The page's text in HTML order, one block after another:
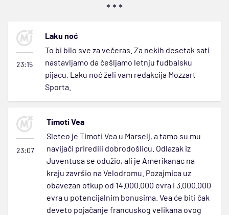
* * *
23:15
Laku noć
To bi bilo sve za večeras. Za nekih desetak sati
nastavljamo da češljamo letnju fudbalsku
pijacu. Laku noć želi vam redakcija Mozzart
Sporta.
23:07
Timoti Vea
Sleteo je Timoti Vea u Marselj, a tamo su mu
navijači priredili dobrodošlicu. Odlazak iz
Juventusa se odužio, ali je Amerikanac na
kraju završio na Velodromu. Pozajmica uz
obavezan otkup od 14.000.000 evra i 3.000.000
evra u potencijalnim bonusima. Vea će biti čak
deveto pojačanje francuskog velikana ovog